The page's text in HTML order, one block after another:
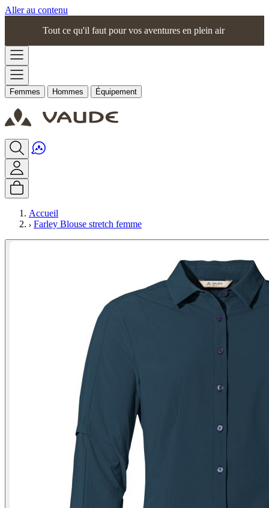
Aller au contenu
Tout ce qu'il faut pour vos aventures en plein air
Femmes Hommes Équipement
Accueil
Farley Blouse stretch femme